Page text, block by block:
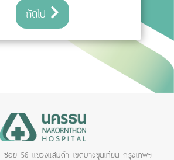
ถัดไป
อย 56 แขวงแสมดำ เขตบางขุนเทียน กรุงเทพฯ